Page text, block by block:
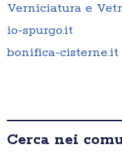
Verniciatura e
io-spurgo.it
bonifica-cisterne.it
Cerca nei